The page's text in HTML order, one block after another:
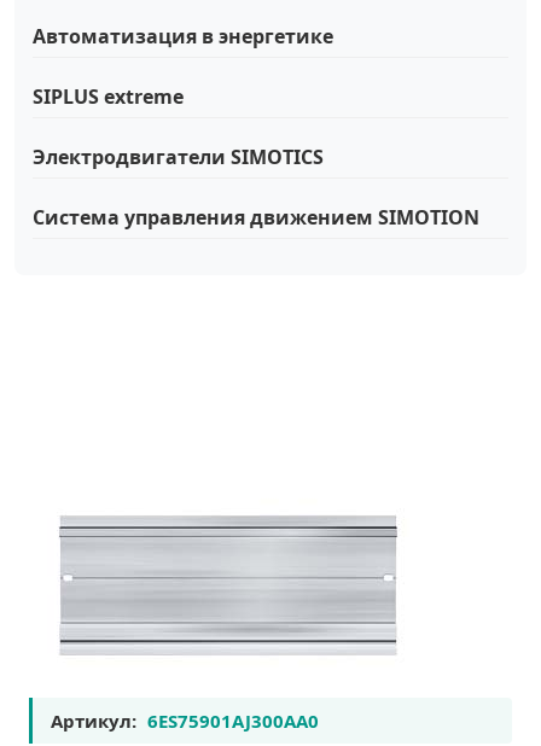
Автоматизация в энергетике
SIPLUS extreme
Электродвигатели SIMOTICS
Система управления движением SIMOTION
Артикул: 6ES75901AJ300AA0